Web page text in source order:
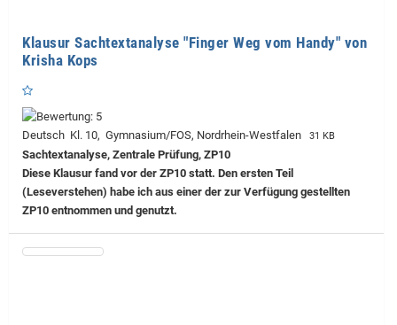
Klausur Sachtextanalyse "Finger Weg vom Handy" von
Krisha Kops
Deutsch Kl. 10, Gymnasium/FOS, Nordrhein-Westfalen 31 KB
Sachtextanalyse, Zentrale Prüfung, ZP10
Diese Klausur fand vor der ZP10 statt. Den ersten Teil
(Leseverstehen) habe ich aus einer der zur Verfügung gestellten
ZP10 entnommen und genutzt.